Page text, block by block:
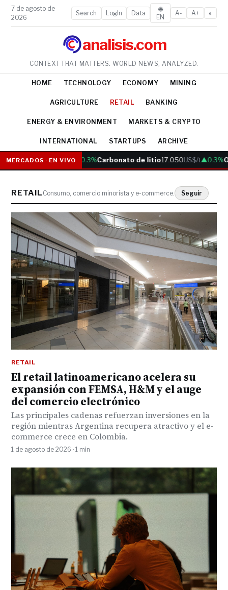
7 de agosto de
2026
Search LogIn Data
🌐
EN
A- A+ ◐
analisis.com
CONTEXT THAT MATTERS. WORLD NEWS, ANALYZED.
HOME TECHNOLOGY ECONOMY MINING
AGRICULTURE RETAIL BANKING
ENERGY & ENVIRONMENT MARKETS & CRYPTO
INTERNATIONAL STARTUPS ARCHIVE
MERCADOS · EN VIVO
6.05US$/lb ▲0.3%Carbonato de litio17.050US$/t▲0.3%Oro2.980
RETAIL Consumo, comercio minorista y e-commerce. Seguir
RETAIL
El retail latinoamericano acelera su
expansión con FEMSA, H&M y el auge
del comercio electrónico
Las principales cadenas refuerzan inversiones en la
región mientras Argentina recupera atractivo y el e-
commerce crece en Colombia.
1 de agosto de 2026 · 1 min